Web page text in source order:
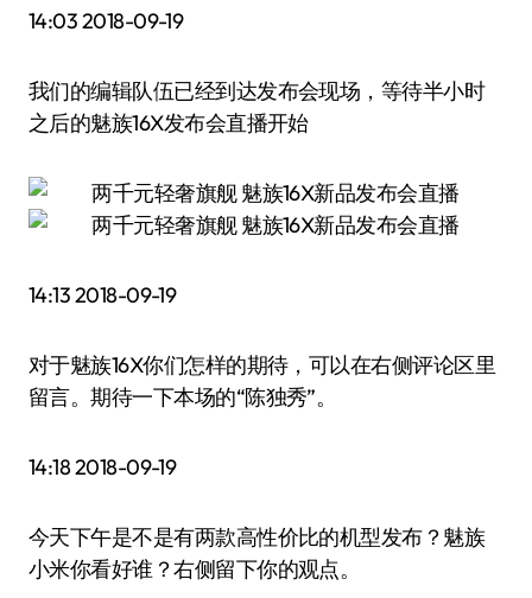
14:03 2018-09-19
我们的编辑队伍已经到达发布会现场，等待半小时
之后的魅族16X发布会直播开始
14:13 2018-09-19
对于魅族16X你们怎样的期待，可以在右侧评论区里
留言。期待一下本场的“陈独秀”。
14:18 2018-09-19
今天下午是不是有两款高性价比的机型发布？魅族
小米你看好谁？右侧留下你的观点。